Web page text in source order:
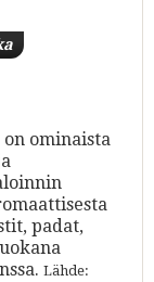
ominaista
padat,
Lähde: